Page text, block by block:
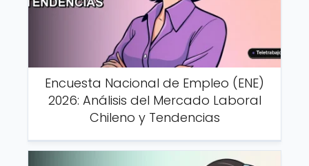
Encuesta Nacional de Empleo (ENE)
2026: Análisis del Mercado Laboral
Chileno y Tendencias